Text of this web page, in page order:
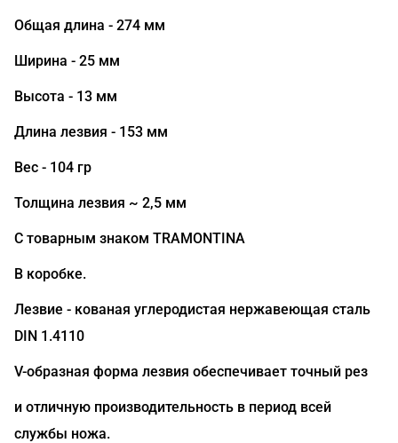
Общая длина - 274 мм
Ширина - 25 мм
Высота - 13 мм
Длина лезвия - 153 мм
Вес - 104 гр
Толщина лезвия ~ 2,5 мм
С товарным знаком TRAMONTINA
В коробке.
Лезвие - кованая углеродистая нержавеющая сталь
DIN 1.4110
V-образная форма лезвия обеспечивает точный рез
и отличную производительность в период всей
службы ножа.